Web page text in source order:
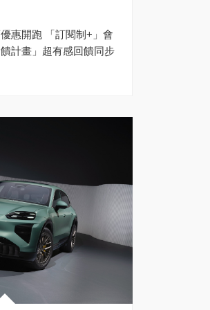
惠開跑 「訂閱制+」會